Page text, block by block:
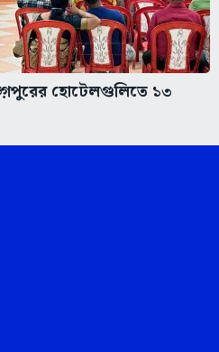
হোটেলগুলিতে ১৩